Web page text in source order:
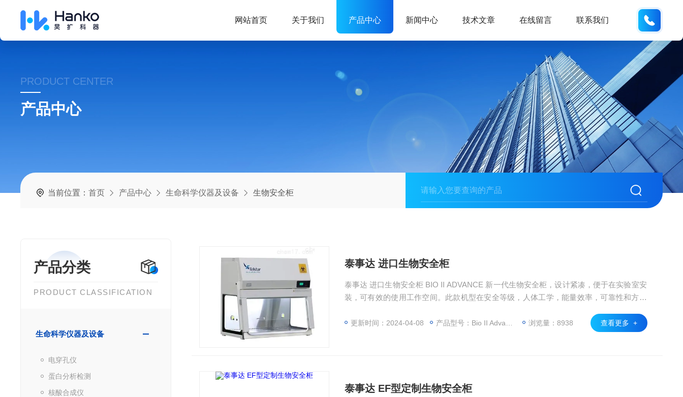
网站首页 关于我们 产品中心 新闻中心 技术文章 在线留言 联系我们
PRODUCT CENTER
产品中心
当前位置：首页 产品中心 生命科学仪器及设备 生物安全柜
产品分类
PRODUCT CLASSIFICATION
生命科学仪器及设备
电穿孔仪
蛋白分析检测
核酸合成仪
泰事达 进口生物安全柜
泰事达 进口生物安全柜 BIO II ADVANCE 新一代生物安全柜，设计紧凑，便于在实验室安
装，可有效的使用工作空间。此款机型在安全等级，人体工学，能量效率，可靠性和方便
产品市场提供了 安全的生物安全柜。
更新时间：2024-04-08 产品型号：Bio II Advance Plus 浏览量：8938 查看更多 +
泰事达 EF型定制生物安全柜